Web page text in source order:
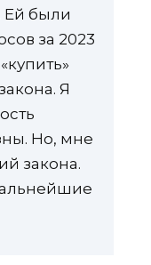
Ей были
за 2023
Я
Но, мне
закона.